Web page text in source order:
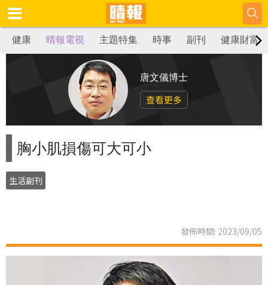
健康 晴報電視 主題特集 時事 副刊 健康財富
唐文儀博士
查看更多
胸小肌損傷可大可小
生活副刊
發佈時間: 2023/09/05